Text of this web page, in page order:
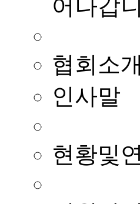
협회소개
인사말
현황및